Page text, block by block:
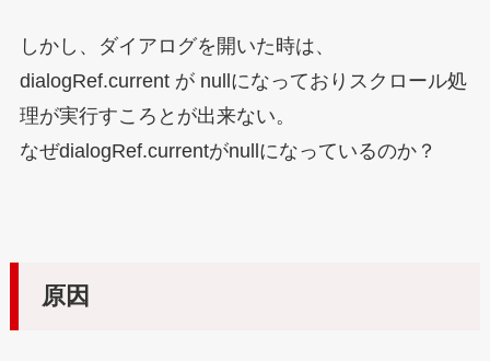
しかし、ダイアログを開いた時は、
dialogRef.current が nullになっておりスクロール処
理が実行すころとが出来ない。
なぜdialogRef.currentがnullになっているのか？
原因